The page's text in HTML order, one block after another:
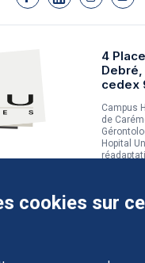
4
cedex
Campus
de
Hopital
cookies sur